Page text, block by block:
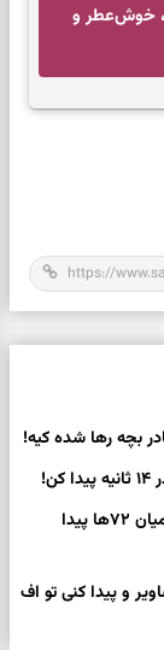
خوش‌عطر و
بچه رها شده کیه!
بازی فکری : فقط افراد تیزبین عدد متفاوت را در میان ۷۲ها پیدا
بتونی 5 تا اختلاف تصاویر و پیدا کنی تو اف